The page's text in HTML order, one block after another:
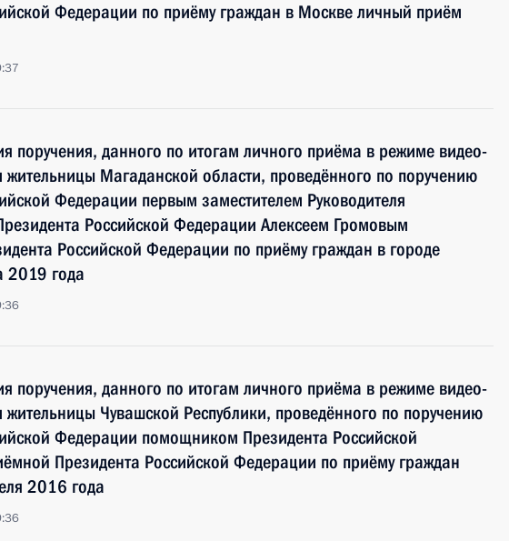
Федерации по приёму граждан в Москве личный приём
поручения, данного по итогам личного приёма в режиме видео-
жительницы Магаданской области, проведённого по поручению
Федерации первым заместителем Руководителя
Российской Федерации Алексеем Громовым
Российской Федерации по приёму граждан в городе
2019 года
поручения, данного по итогам личного приёма в режиме видео-
жительницы Чувашской Республики, проведённого по поручению
Федерации помощником Президента Российской
Президента Российской Федерации по приёму граждан
2016 года